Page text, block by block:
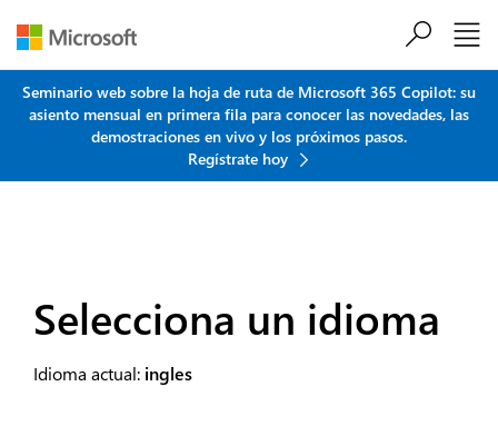
Seminario web sobre la hoja de ruta de Microsoft 365 Copilot: su
asiento mensual en primera fila para conocer las novedades, las
demostraciones en vivo y los próximos pasos.
Regístrate hoy
Selecciona un idioma
Idioma actual: ingles